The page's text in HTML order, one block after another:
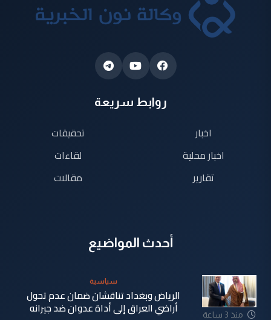
روابط سريعة
اخبار
اخبار محلية
تقارير
تحقيقات
لقاءات
مقالات
أحدث المواضيع
منذ 3 ساعة
سياسية
الرياض وبغداد تناقشان ضمان عدم تحول
أراضي العراق إلى أداة عدوان ضد جيرانه